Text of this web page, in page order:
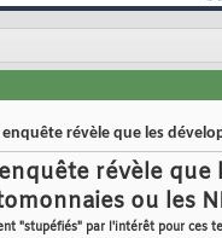
enquête révèle que les
révèle que
ou les
"stupéfiés" par l'intérêt pour ces